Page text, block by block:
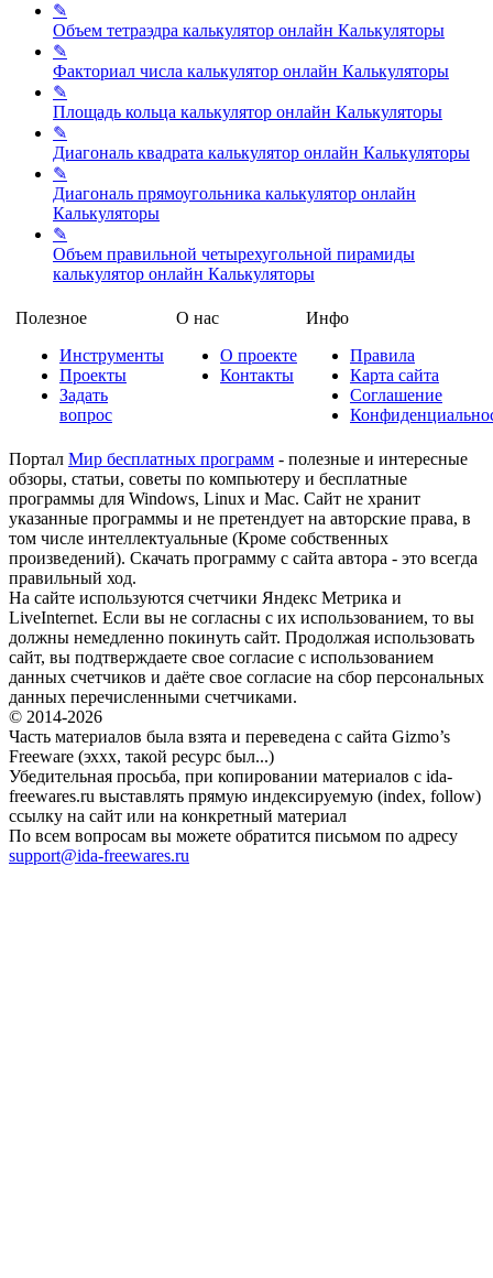
✎
Объем тетраэдра калькулятор онлайн Калькуляторы
✎
Факториал числа калькулятор онлайн Калькуляторы
✎
Площадь кольца калькулятор онлайн Калькуляторы
✎
Диагональ квадрата калькулятор онлайн Калькуляторы
✎
Диагональ прямоугольника калькулятор онлайн
Калькуляторы
✎
Объем правильной четырехугольной пирамиды
калькулятор онлайн Калькуляторы
Полезное
Инструменты
Проекты
Задать
вопрос
О нас
О проекте
Контакты
Инфо
Правила
Карта сайта
Соглашение
Портал Мир бесплатных программ - полезные и интересные
обзоры, статьи, советы по компьютеру и бесплатные
программы для Windows, Linux и Mac. Сайт не хранит
указанные программы и не претендует на авторские права, в
том числе интеллектуальные (Кроме собственных
произведений). Скачать программу с сайта автора - это всегда
правильный ход.
На сайте используются счетчики Яндекс Метрика и
LiveInternet. Если вы не согласны с их использованием, то вы
должны немедленно покинуть сайт. Продолжая использовать
сайт, вы подтверждаете свое согласие с использованием
данных счетчиков и даёте свое согласие на сбор персональных
данных перечисленными счетчиками.
© 2014-2026
Часть материалов была взята и переведена с сайта Gizmo’s
Freeware (эххх, такой ресурс был...)
Убедительная просьба, при копировании материалов с ida-
freewares.ru выставлять прямую индексируемую (index, follow)
ссылку на сайт или на конкретный материал
По всем вопросам вы можете обратится письмом по адресу
support@ida-freewares.ru